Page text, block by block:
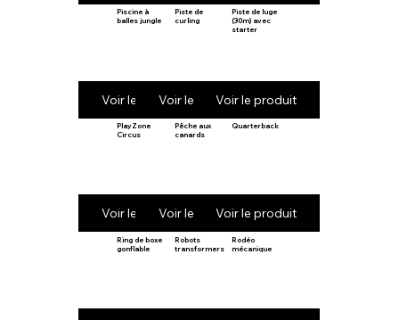
Piscine à
balles jungle
Voir le produit
Piste de
curling
Voir le produit
Piste de luge
(30m) avec
starter
Voir le produit
PlayZone
Circus
Voir le produit
Pêche aux
canards
Voir le produit
Quarterback
Voir le produit
Ring de boxe
gonflable
Robots
transformers
Rodéo
mécanique